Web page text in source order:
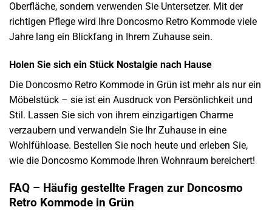
Oberfläche, sondern verwenden Sie Untersetzer. Mit der
richtigen Pflege wird Ihre Doncosmo Retro Kommode viele
Jahre lang ein Blickfang in Ihrem Zuhause sein.
Holen Sie sich ein Stück Nostalgie nach Hause
Die Doncosmo Retro Kommode in Grün ist mehr als nur ein
Möbelstück – sie ist ein Ausdruck von Persönlichkeit und
Stil. Lassen Sie sich von ihrem einzigartigen Charme
verzaubern und verwandeln Sie Ihr Zuhause in eine
Wohlfühloase. Bestellen Sie noch heute und erleben Sie,
wie die Doncosmo Kommode Ihren Wohnraum bereichert!
FAQ – Häufig gestellte Fragen zur Doncosmo
Retro Kommode in Grün